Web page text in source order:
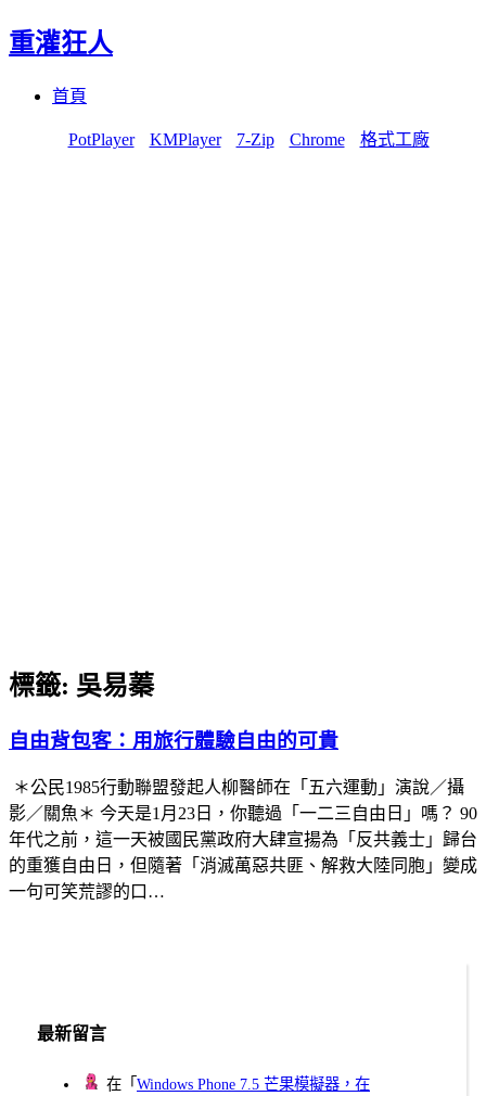
重灌狂人
首頁
PotPlayer KMPlayer 7-Zip Chrome 格式工廠
標籤: 吳易蓁
自由背包客：用旅行體驗自由的可貴
＊公民1985行動聯盟發起人柳醫師在「五六運動」演說／攝
影／關魚＊ 今天是1月23日，你聽過「一二三自由日」嗎？ 90
年代之前，這一天被國民黨政府大肆宣揚為「反共義士」歸台
的重獲自由日，但隨著「消滅萬惡共匪、解救大陸同胞」變成
一句可笑荒謬的口…
最新留言
在「Windows Phone 7.5 芒果模擬器，在